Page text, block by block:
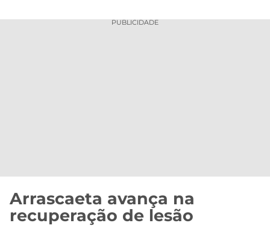
PUBLICIDADE
Arrascaeta avança na
recuperação de lesão